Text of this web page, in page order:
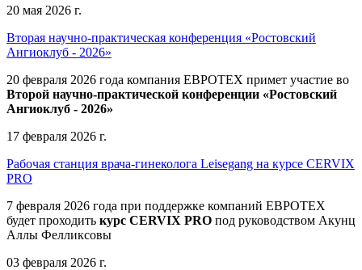
20 мая 2026 г.
Вторая научно-практическая конференция «Ростовский
Ангиоклуб - 2026»
20 февраля 2026 года компания ЕВРОТЕХ примет участие во
Второй научно-практической конференции «Ростовский
Ангиоклуб - 2026»
17 февраля 2026 г.
Рабочая станция врача-гинеколога Leisegang на курсе CERVIX
PRO
7 февраля 2026 года при поддержке компаний ЕВРОТЕХ
будет проходить курс CERVIX PRO под руководством Акунц
Аллы Фелликсовы
03 февраля 2026 г.